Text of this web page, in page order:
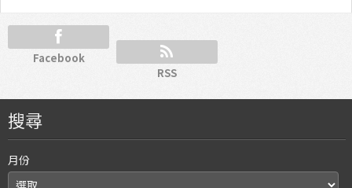
Facebook
RSS
搜尋
月份